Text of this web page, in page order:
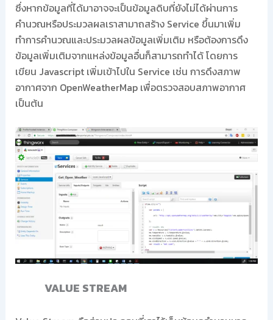
ซึ่งหากข้อมูลที่ได้มาอาจจะเป็นข้อมูลดิบที่ยังไม่ได้ผ่านการ
คำนวณหรือประมวลผลเราสามาถสร้าง Service ขึ้นมาเพิ่ม
ทำการคำนวณและประมวลผลข้อมูลเพิ่มเติม หรือต้องการดึง
ข้อมูลเพิ่มเติมจากแหล่งข้อมูลอื่นก็สามารถทำได้ โดยการ
เขียน Javascript เพิ่มเข้าไปใน Service เช่น การดึงสภาพ
อากาศจาก OpenWeatherMap เพื่อตรวจสอบสภาพอากาศ
เป็นต้น
VALUE STREAM